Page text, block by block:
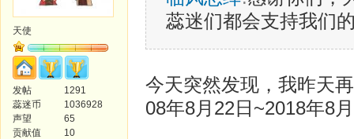
天使
发帖
1291
蕊迷币
1036928
声望
65
贡献值
10
蕊迷们都会支持我们
今天突然发现，我昨天
08年8月22日~2018年8